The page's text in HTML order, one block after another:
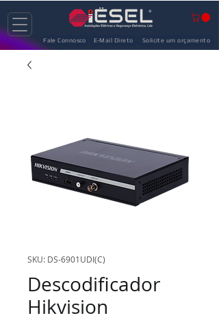
Fale Connosco E-Mail Direto Solicite um orçamento
SKU: DS-6901UDI(C)
Descodificador
Hikvision